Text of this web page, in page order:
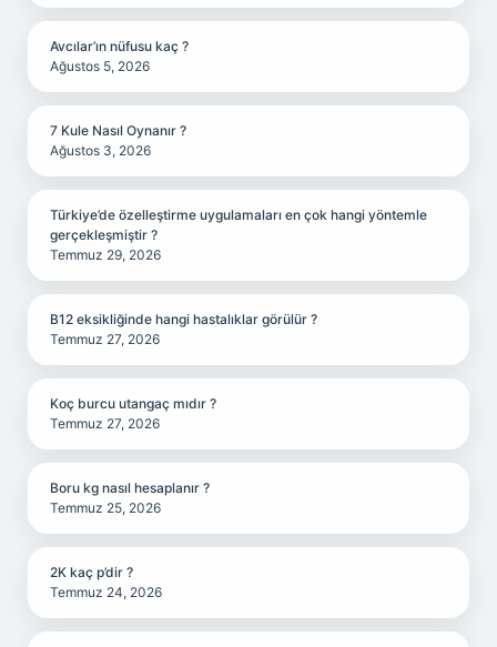
Avcılar’ın nüfusu kaç ?
Ağustos 5, 2026
7 Kule Nasıl Oynanır ?
Ağustos 3, 2026
Türkiye’de özelleştirme uygulamaları en çok hangi yöntemle
gerçekleşmiştir ?
Temmuz 29, 2026
B12 eksikliğinde hangi hastalıklar görülür ?
Temmuz 27, 2026
Koç burcu utangaç mıdır ?
Temmuz 27, 2026
Boru kg nasıl hesaplanır ?
Temmuz 25, 2026
2K kaç p’dir ?
Temmuz 24, 2026